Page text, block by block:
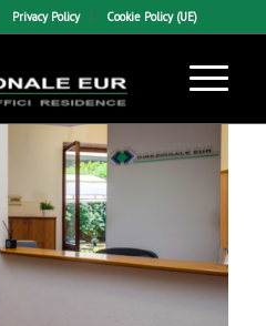
Privacy Policy Cookie Policy (UE)